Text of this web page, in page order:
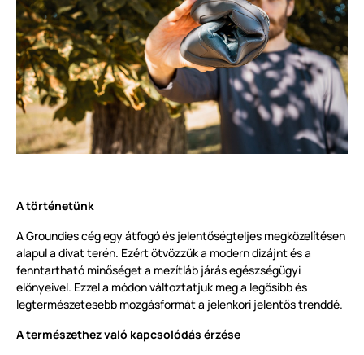
A történetünk
A Groundies cég egy átfogó és jelentőségteljes megközelítésen
alapul a divat terén. Ezért ötvözzük a modern dizájnt és a
fenntartható minőséget a mezítláb járás egészségügyi
előnyeivel. Ezzel a módon változtatjuk meg a legősibb és
legtermészetesebb mozgásformát a jelenkori jelentős trenddé.
A természethez való kapcsolódás érzése